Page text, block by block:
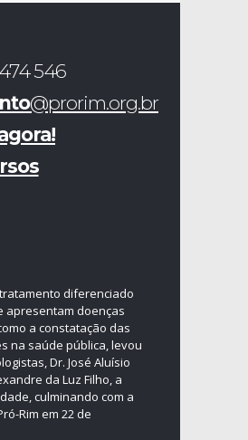
546
@prorim.org.br
diferenciado
apresentam doenças
a constatação das
na saúde pública, levou
Dr. José Aluísio
da Luz Filho, a
culminando com a
Rim em 22 de